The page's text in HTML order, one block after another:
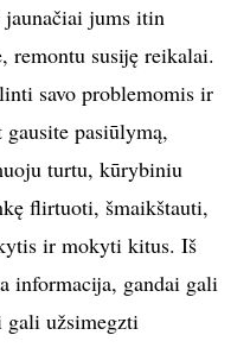
jaunačiai jums itin
remontu susiję reikalai.
savo problemomis ir
pasiūlymą,
turtu, kūrybiniu
flirtuoti, šmaikštauti,
ir mokyti kitus. Iš
informacija, gandai gali
užsimegzti